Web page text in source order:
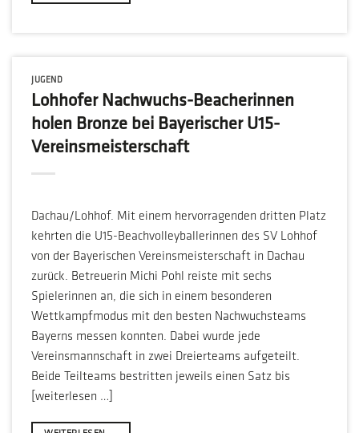
JUGEND
Lohhofer Nachwuchs-Beacherinnen
holen Bronze bei Bayerischer U15-
Vereinsmeisterschaft
Dachau/Lohhof. Mit einem hervorragenden dritten Platz
kehrten die U15-Beachvolleyballerinnen des SV Lohhof
von der Bayerischen Vereinsmeisterschaft in Dachau
zurück. Betreuerin Michi Pohl reiste mit sechs
Spielerinnen an, die sich in einem besonderen
Wettkampfmodus mit den besten Nachwuchsteams
Bayerns messen konnten. Dabei wurde jede
Vereinsmannschaft in zwei Dreierteams aufgeteilt.
Beide Teilteams bestritten jeweils einen Satz bis
[weiterlesen …]